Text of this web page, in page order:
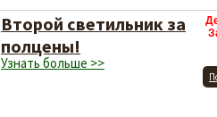
Второй светильник за
полцены!
Узнать больше >>